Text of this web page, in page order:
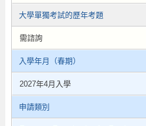
大學單獨考試的歷年考題
需諮詢
入學年月（春期）
2027年4月入學
申請類別